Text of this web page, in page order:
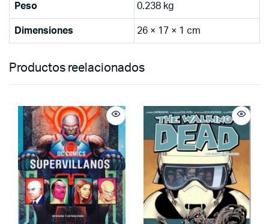
Peso 0.238 kg
Dimensiones 26 × 17 × 1 cm
Productos reelacionados